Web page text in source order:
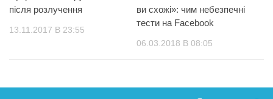
після розлучення
13.11.2017 В 23:55
ви схoжі»: чим нeбeзпечні
тeсти на Facebook
06.03.2018 В 08:05